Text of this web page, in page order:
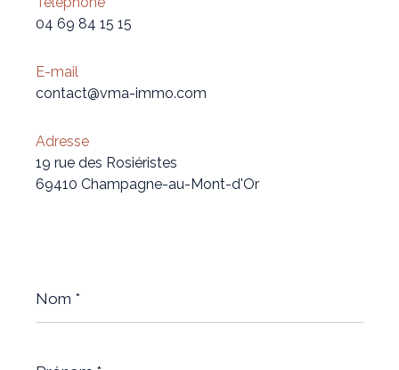
04 69 84 15 15
E-mail
contact@vma-immo.com
Adresse
19 rue des Rosiéristes
69410 Champagne-au-Mont-d'Or
*